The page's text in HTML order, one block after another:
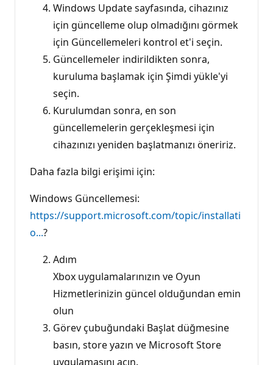
Windows Update sayfasında, cihazınız
için güncelleme olup olmadığını görmek
için Güncellemeleri kontrol et'i seçin.
Güncellemeler indirildikten sonra,
kuruluma başlamak için Şimdi yükle'yi
seçin.
Kurulumdan sonra, en son
güncellemelerin gerçekleşmesi için
cihazınızı yeniden başlatmanızı öneririz.
Daha fazla bilgi erişimi için:
Windows Güncellemesi:
https://support.microsoft.com/topic/installati
o...?
Adım
Xbox uygulamalarınızın ve Oyun
Hizmetlerinizin güncel olduğundan emin
olun
Görev çubuğundaki Başlat düğmesine
basın, store yazın ve Microsoft Store
uygulamasını açın.